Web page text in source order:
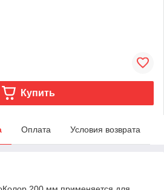
Купить
Оплата Условия возврата